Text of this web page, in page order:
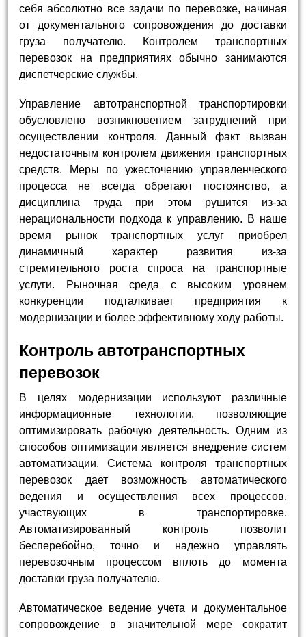
себя абсолютно все задачи по перевозке, начиная
от документального сопровождения до доставки
груза получателю. Контролем транспортных
перевозок на предприятиях обычно занимаются
диспетчерские службы.
Управление автотранспортной транспортировки
обусловлено возникновением затруднений при
осуществлении контроля. Данный факт вызван
недостаточным контролем движения транспортных
средств. Меры по ужесточению управленческого
процесса не всегда обретают постоянство, а
дисциплина труда при этом рушится из-за
нерациональности подхода к управлению. В наше
время рынок транспортных услуг приобрел
динамичный характер развития из-за
стремительного роста спроса на транспортные
услуги. Рыночная среда с высоким уровнем
конкуренции подталкивает предприятия к
модернизации и более эффективному ходу работы.
Контроль автотранспортных
перевозок
В целях модернизации используют различные
информационные технологии, позволяющие
оптимизировать рабочую деятельность. Одним из
способов оптимизации является внедрение систем
автоматизации. Система контроля транспортных
перевозок дает возможность автоматического
ведения и осуществления всех процессов,
участвующих в транспортировке.
Автоматизированный контроль позволит
бесперебойно, точно и надежно управлять
перевозочным процессом вплоть до момента
доставки груза получателю.
Автоматическое ведение учета и документальное
сопровождение в значительной мере сократит